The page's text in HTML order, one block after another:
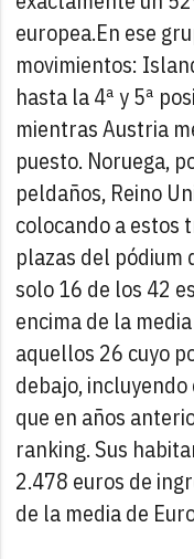
europea.En ese
movimientos:
hasta la 4ª y 5ª
mientras Austria
puesto. Noruega,
peldaños, Reino
colocando a estos
plazas del pódium
solo 16 de los 42
encima de la
aquellos 26 cuyo
debajo,
que en años
ranking. Sus
2.478 euros de
de la media de